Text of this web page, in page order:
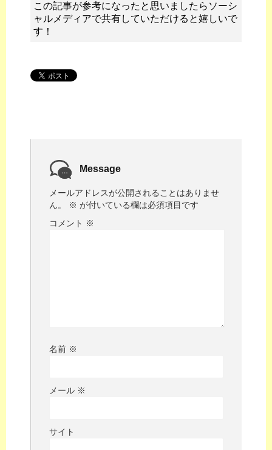
この記事が参考になったと思いましたらソーシ
ャルメディアで共有していただけると嬉しいで
す！
Message
メールアドレスが公開されることはありませ
ん。
※ が付いている欄は必須項目です
コメント ※
名前 ※
メール ※
サイト